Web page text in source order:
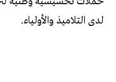
لدى التلاميذ والأولياء.